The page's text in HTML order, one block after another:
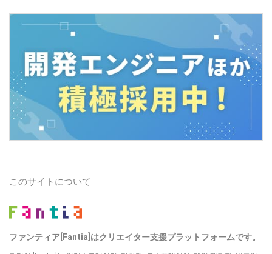
このサイトについて
ファンティア[Fantia]はクリエイター支援プラットフォームです。